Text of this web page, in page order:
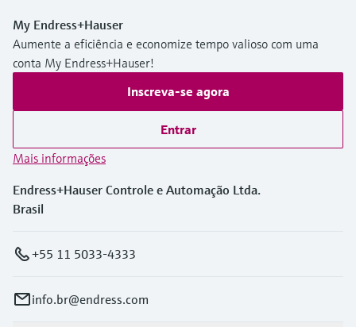
My Endress+Hauser
Aumente a eficiência e economize tempo valioso com uma
conta My Endress+Hauser!
Inscreva-se agora
Entrar
Mais informações
Endress+Hauser Controle e Automação Ltda.
Brasil
+55 11 5033-4333
info.br@endress.com